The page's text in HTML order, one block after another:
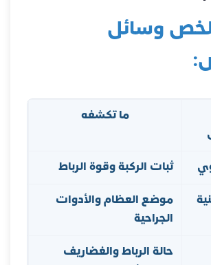
وسائل
ما تكشفه
ثبات الركبة وقوة الرباط
موضع العظام والأدوات
الجراحية
حالة الرباط والغضاريف